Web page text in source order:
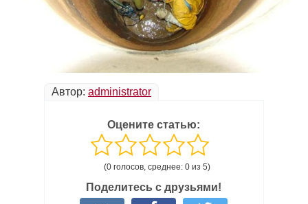
Автор: administrator
Оцените статью:
(0 голосов, среднее: 0 из 5)
Поделитесь с друзьями!